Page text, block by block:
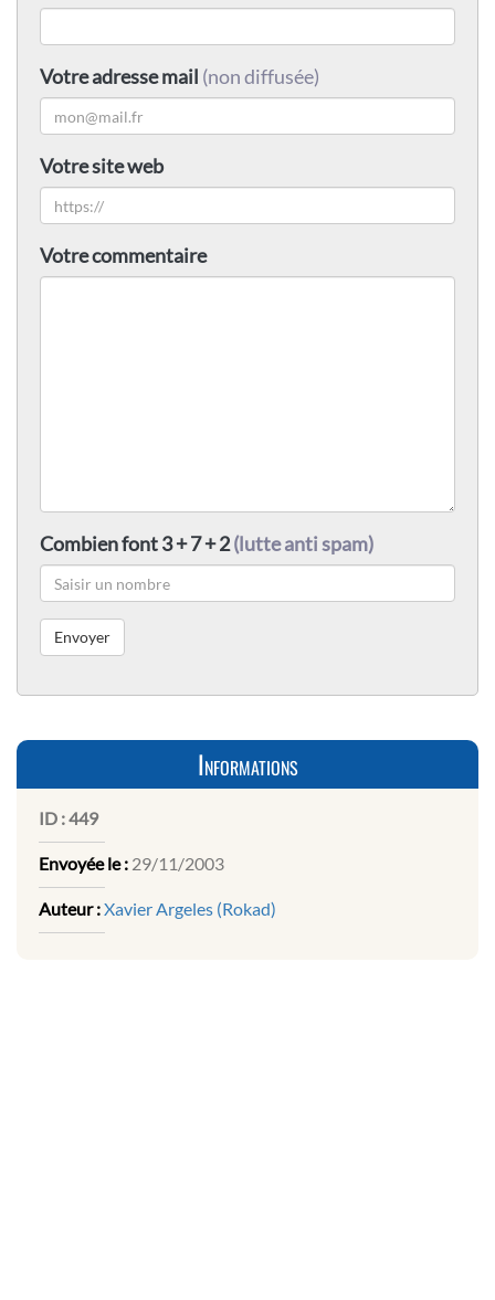
Votre adresse mail (non diffusée)
Votre site web
Votre commentaire
Combien font 3 + 7 + 2(lutte anti spam)
Informations
ID :449
Envoyée le : 29/11/2003
Auteur :Xavier Argeles (Rokad)